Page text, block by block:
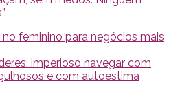
no feminino para negócios mais
imperioso navegar com
e com autoestima